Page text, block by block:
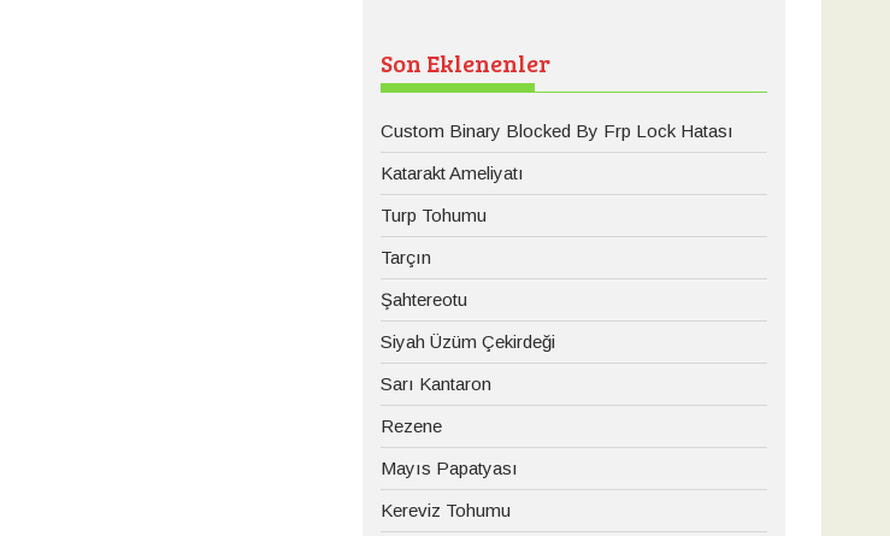
Son Eklenenler
Custom Binary Blocked By Frp Lock Hatası
Katarakt Ameliyatı
Turp Tohumu
Tarçın
Şahtereotu
Siyah Üzüm Çekirdeği
Sarı Kantaron
Rezene
Mayıs Papatyası
Kereviz Tohumu